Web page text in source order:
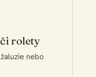
rolety
nebo